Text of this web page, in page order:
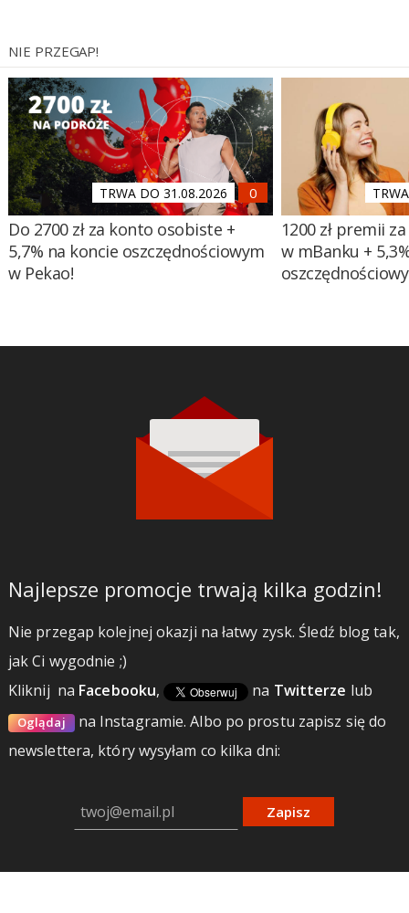
NIE PRZEGAP!
TRWA DO 31.08.2026
Do 2700 zł za konto osobiste +
5,7% na koncie oszczędnościowym
w Pekao!
1200 zł premii
w mBanku +
Najlepsze promocje trwają kilka godzin!
Nie przegap kolejnej okazji na łatwy zysk. Śledź blog tak,
jak Ci wygodnie ;)
Kliknij na Facebooku, na Twitterze lub
Oglądaj na Instagramie.Albo po prostu zapisz się do
newslettera, który wysyłam co kilka dni:
Zapisz